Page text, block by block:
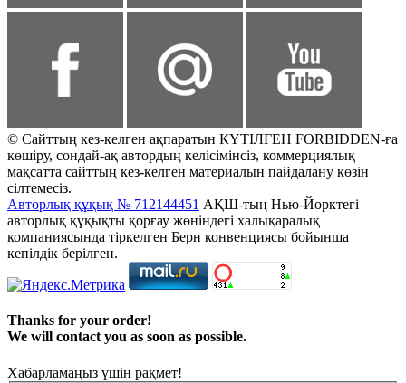
© Сайттың кез-келген ақпаратын КҮТІЛГЕН FORBIDDEN-ға
көшіру, сондай-ақ автордың келісімінсіз, коммерциялық
мақсатта сайттың кез-келген материалын пайдалану көзін
сілтемесіз.
Авторлық құқық № 712144451 АҚШ-тың Нью-Йорктегі
авторлық құқықты қорғау жөніндегі халықаралық
компаниясында тіркелген Берн конвенциясы бойынша
кепілдік берілген.
Thanks for your order!
We will contact you as soon as possible.
Хабарламаңыз үшін рақмет!